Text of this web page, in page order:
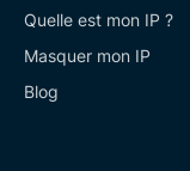
Quelle est mon IP ?
Masquer mon IP
Blog